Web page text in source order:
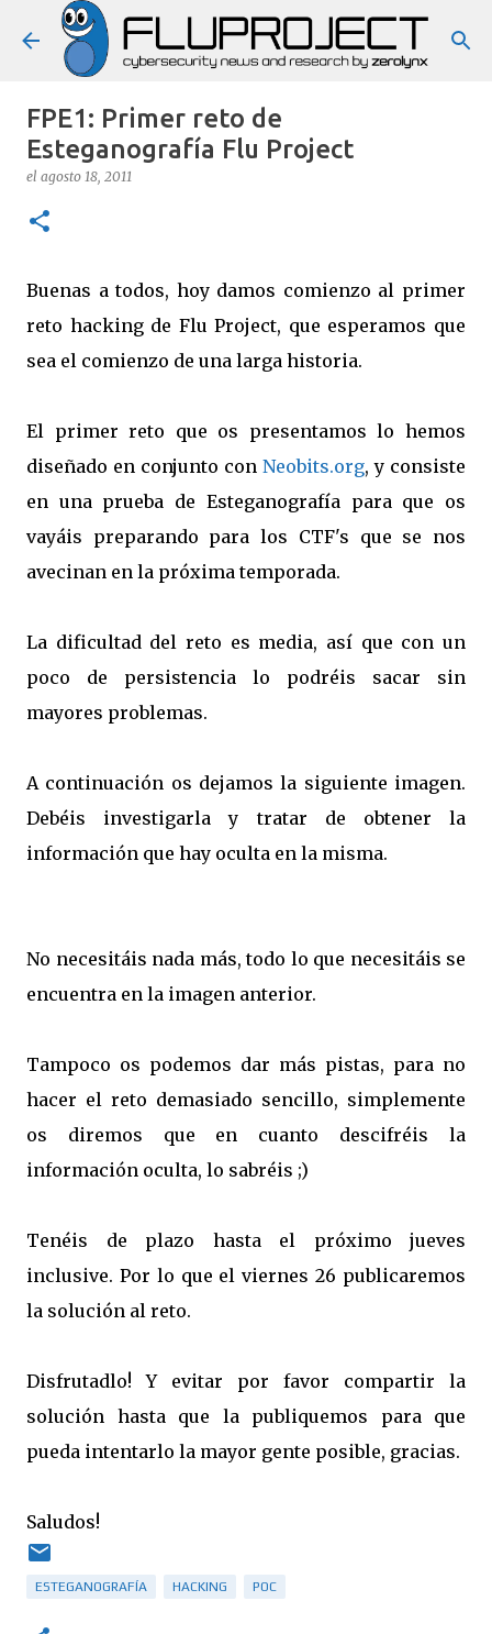
Ir al contenido principal
FPE1: Primer reto de
Esteganografía Flu Project
el agosto 18, 2011
Buenas a todos, hoy damos comienzo al primer
reto hacking de Flu Project, que esperamos que
sea el comienzo de una larga historia.
El primer reto que os presentamos lo hemos
diseñado en conjunto con Neobits.org, y consiste
en una prueba de Esteganografía para que os
vayáis preparando para los CTF's que se nos
avecinan en la próxima temporada.
La dificultad del reto es media, así que con un
poco de persistencia lo podréis sacar sin
mayores problemas.
A continuación os dejamos la siguiente imagen.
Debéis investigarla y tratar de obtener la
información que hay oculta en la misma.
No necesitáis nada más, todo lo que necesitáis se
encuentra en la imagen anterior.
Tampoco os podemos dar más pistas, para no
hacer el reto demasiado sencillo, simplemente
os diremos que en cuanto descifréis la
información oculta, lo sabréis ;)
Tenéis de plazo hasta el próximo jueves
inclusive. Por lo que el viernes 26 publicaremos
la solución al reto.
Disfrutadlo! Y evitar por favor compartir la
solución hasta que la publiquemos para que
pueda intentarlo la mayor gente posible, gracias.
Saludos!
ESTEGANOGRAFÍA HACKING POC